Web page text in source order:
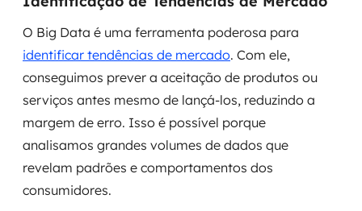
O Big Data é uma ferramenta poderosa para
identificar tendências de mercado. Com ele,
conseguimos prever a aceitação de produtos ou
serviços antes mesmo de lançá-los, reduzindo a
margem de erro. Isso é possível porque
analisamos grandes volumes de dados que
revelam padrões e comportamentos dos
consumidores.